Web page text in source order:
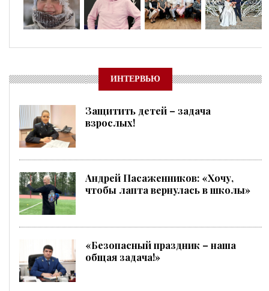
ИНТЕРВЬЮ
Защитить детей – задача
взрослых!
Андрей Пасаженников: «Хочу,
чтобы лапта вернулась в школы»
«Безопасный праздник – наша
общая задача!»